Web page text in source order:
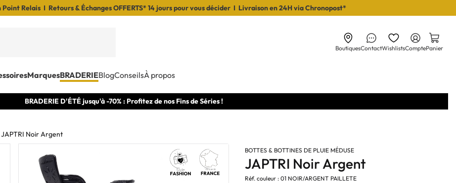
Point Relais I Retours & Échanges OFFERTS* 14 jours pour vous décider I Livraison en 24H via Chronopost*
BoutiquesContactWishlistsComptePanier
MarquesBRADERIEBlogConseilsÀ propos
BRADERIE D'ÉTÉ jusqu'à -70% : Profitez de nos Fins de Séries !
JAPTRI Noir Argent
BOTTES & BOTTINES DE PLUIE MÉDUSE
JAPTRI Noir Argent
Réf. couleur : 01 NOIR/ARGENT PAILLETE